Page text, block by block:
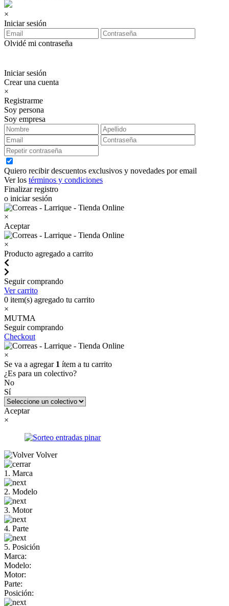
×
Iniciar sesión
Olvidé mi contraseña
Iniciar sesión
Crear una cuenta
×
Registrarme
Soy persona
Soy empresa
Quiero recibir descuentos exclusivos y novedades por email
Ver los términos y condiciones
Finalizar registro
o iniciar sesión
×
Aceptar
×
Producto agregado a carrito
Seguir comprando
Ver carrito
0 item(s) agregado tu carrito
×
MUTMA
Seguir comprando
Checkout
×
Se va a agregar 1 ítem a tu carrito
¿Es para un colectivo?
No
Sí
Aceptar
×
Volver
1. Marca
2. Modelo
3. Motor
4. Parte
5. Posición
Marca:
Modelo:
Motor:
Parte:
Posición: